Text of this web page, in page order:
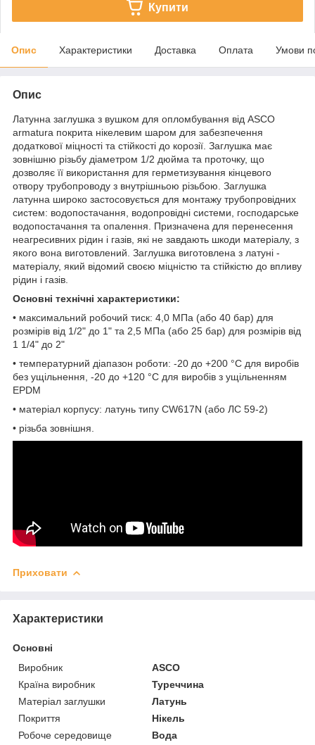
Купити
Опис Характеристики Доставка Оплата Умови
Опис
Латунна заглушка з вушком для опломбування від ASCO
armatura покрита нікелевим шаром для забезпечення
додаткової міцності та стійкості до корозії. Заглушка має
зовнішню різьбу діаметром 1/2 дюйма та проточку, що
дозволяє її використання для герметизування кінцевого
отвору трубопроводу з внутрішньою різьбою. Заглушка
латунна широко застосовується для монтажу трубопровідних
систем: водопостачання, водопровідні системи, господарське
водопостачання та опалення. Призначена для перенесення
неагресивних рідин і газів, які не завдають шкоди матеріалу, з
якого вона виготовлений. Заглушка виготовлена з латуні -
матеріалу, який відомий своєю міцністю та стійкістю до впливу
рідин і газів.
Основні технічні характеристики:
• максимальний робочий тиск: 4,0 МПа (або 40 бар) для
розмірів від 1/2" до 1" та 2,5 МПа (або 25 бар) для розмірів від
1 1/4" до 2"
• температурний діапазон роботи: -20 до +200 °C для виробів
без ущільнення, -20 до +120 °C для виробів з ущільненням
EPDM
• матеріал корпусу: латунь типу CW617N (або ЛС 59-2)
• різьба зовнішня.
Приховати
Характеристики
Основні
Виробник
ASCO
Країна виробник
Туреччина
Матеріал заглушки
Латунь
Покриття
Нікель
Робоче середовище
Вода